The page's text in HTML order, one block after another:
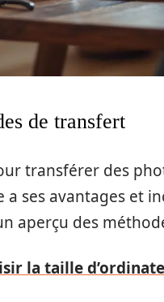
de transfert
transférer des
ses avantages et
aperçu des
la taille